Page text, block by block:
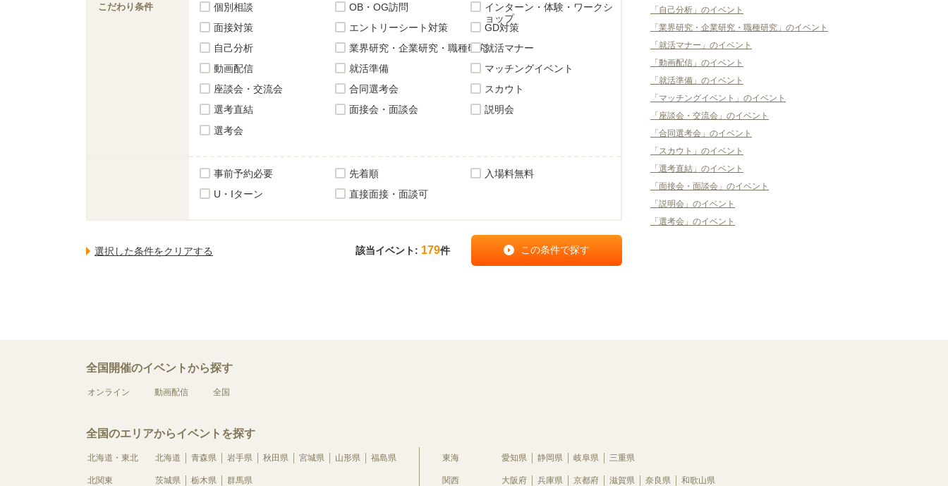
こだわり条件 個別相談 OB・OG訪問
インターン・体験・ワークシ
ョップ
面接対策
エントリーシート対策
GD対策
自己分析
業界研究・企業研究・職種研究就活マナー
動画配信
就活準備
マッチングイベント
座談会・交流会
合同選考会
スカウト
選考直結
面接会・面談会
説明会
選考会
事前予約必要 先着順
入場料無料
U・Iターン
直接面接・面談可
該当イベント: 179件
「自己分析」のイベント
「業界研究・企業研究・職種研究」のイベント
「就活マナー」のイベント
「動画配信」のイベント
「就活準備」のイベント
「マッチングイベント」のイベント
「座談会・交流会」のイベント
「合同選考会」のイベント
「スカウト」のイベント
「選考直結」のイベント
「面接会・面談会」のイベント
「説明会」のイベント
「選考会」のイベント
全国開催のイベントから探す
オンライン 動画配信 全国
全国のエリアからイベントを探す
北海道・東北 北海道 青森県 岩手県 秋田県 宮城県 山形県 福島県
北関東 茨城県 栃木県 群馬県
東海 愛知県 静岡県 岐阜県 三重県
関西 大阪府 兵庫県 京都府 滋賀県 奈良県 和歌山県